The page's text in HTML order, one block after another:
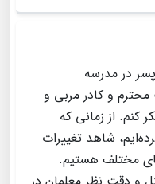
در مدرسه
و کادر مربی و
کنم. از زمانی که
شاهد تغییرات
مختلف هستیم.